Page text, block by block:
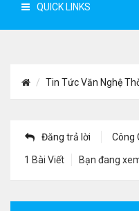
QUICK LINKS
Tin Tức Văn Nghệ
Đăng trả lời Công
1 Bài Viết Bạn đang